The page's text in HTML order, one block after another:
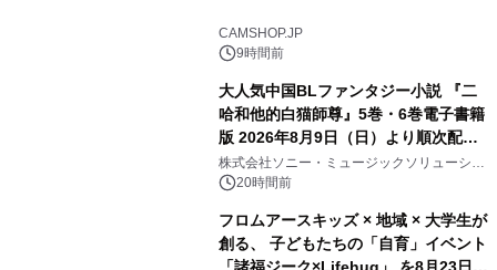
CAMSHOP.JP
9時間前
大人気中国BLファンタジー小説 『二
哈和他的白猫師尊』5巻・6巻電子書籍
版 2026年8月9日（日）より順次配信
開始
株式会社ソニー・ミュージックソリューショ
ンズ20時間前
フロムアースキッズ × 地域 × 大学生が
創る、 子どもたちの「自育」イベント
「諸福ジーク×Lifehug」 を8月23日